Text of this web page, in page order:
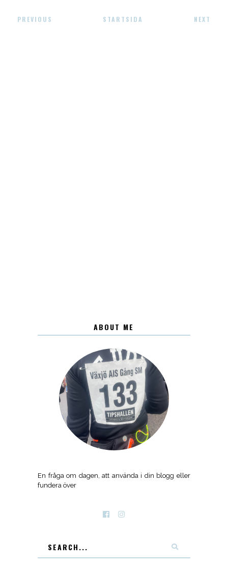
PREVIOUS STARTSIDA NEXT
ABOUT ME
En fråga om dagen, att använda i din blogg eller
fundera över